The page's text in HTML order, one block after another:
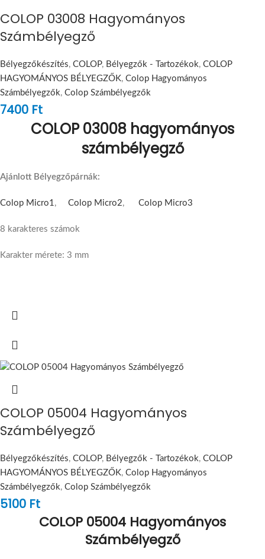
COLOP 03008 Hagyományos
Számbélyegző
Bélyegzőkészítés, COLOP, Bélyegzők - Tartozékok, COLOP
HAGYOMÁNYOS BÉLYEGZŐK, Colop Hagyományos
Számbélyegzők, Colop Számbélyegzők
7400 Ft
COLOP 03008 hagyományos
számbélyegző
Ajánlott Bélyegzőpárnák:
Colop Micro1, Colop Micro2, Colop Micro3
8 karakteres számok
Karakter mérete: 3 mm
COLOP 05004 Hagyományos
Számbélyegző
Bélyegzőkészítés, COLOP, Bélyegzők - Tartozékok, COLOP
HAGYOMÁNYOS BÉLYEGZŐK, Colop Hagyományos
Számbélyegzők, Colop Számbélyegzők
5100 Ft
COLOP 05004 Hagyományos
Számbélyegző